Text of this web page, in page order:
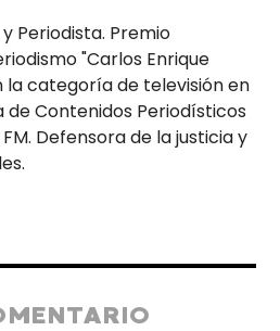
Periodista. Premio
"Carlos Enrique
la categoría de televisión en
de Contenidos Periodísticos
Defensora de la justicia y